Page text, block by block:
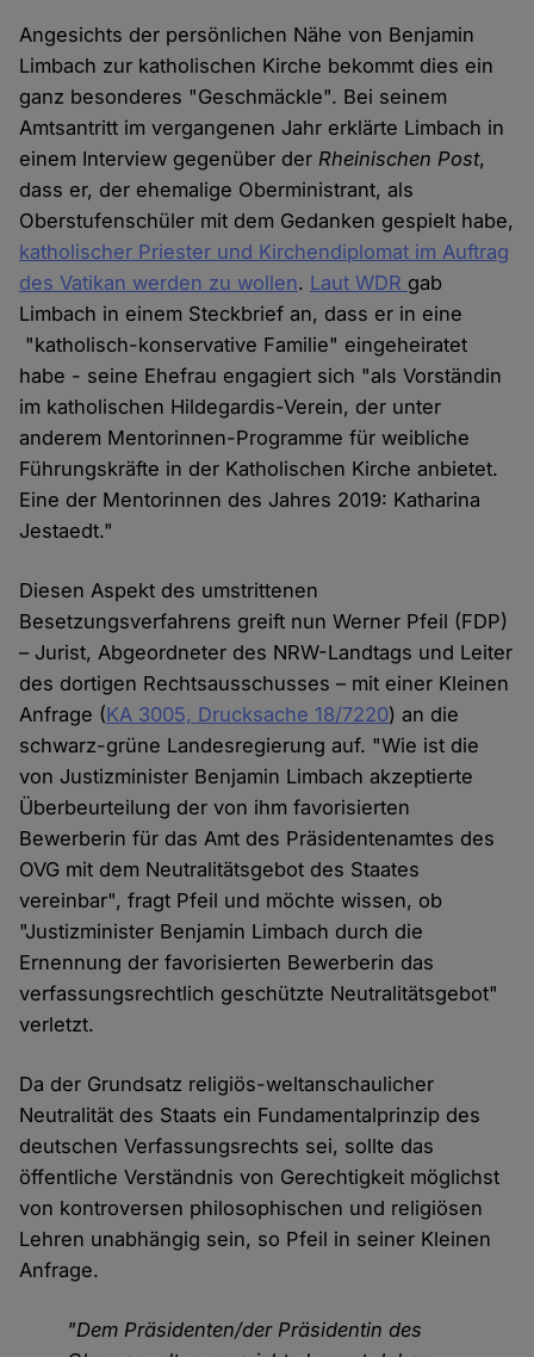
Angesichts der persönlichen Nähe von Benjamin
Limbach zur katholischen Kirche bekommt dies ein
ganz besonderes "Geschmäckle". Bei seinem
Amtsantritt im vergangenen Jahr erklärte Limbach in
einem Interview gegenüber derRheinischen Post,
dass er, der ehemalige Oberministrant, als
Oberstufenschüler mit dem Gedanken gespielt habe,
katholischer Priester und Kirchendiplomat im Auftrag
des Vatikan werden zu wollen. Laut WDR gab
Limbach in einem Steckbrief an, dass er in eine
"katholisch-konservative Familie" eingeheiratet
habe - seine Ehefrau engagiert sich "als Vorständin
im katholischen Hildegardis-Verein, der unter
anderem Mentorinnen-Programme für weibliche
Führungskräfte in der Katholischen Kirche anbietet.
Eine der Mentorinnen des Jahres 2019: Katharina
Jestaedt."
Diesen Aspekt des umstrittenen
Besetzungsverfahrens greift nun Werner Pfeil (FDP)
– Jurist, Abgeordneter des NRW-Landtags und Leiter
des dortigen Rechtsausschusses – mit einer Kleinen
Anfrage (KA 3005, Drucksache 18/7220) an die
schwarz-grüne Landesregierung auf. "Wie ist die
von Justizminister Benjamin Limbach akzeptierte
Überbeurteilung der von ihm favorisierten
Bewerberin für das Amt des Präsidentenamtes des
OVG mit dem Neutralitätsgebot des Staates
vereinbar", fragt Pfeil und möchte wissen, ob
"Justizminister Benjamin Limbach durch die
Ernennung der favorisierten Bewerberin das
verfassungsrechtlich geschützte Neutralitätsgebot"
verletzt.
Da der Grundsatz religiös-weltanschaulicher
Neutralität des Staats ein Fundamentalprinzip des
deutschen Verfassungsrechts sei, sollte das
öffentliche Verständnis von Gerechtigkeit möglichst
von kontroversen philosophischen und religiösen
Lehren unabhängig sein, so Pfeil in seiner Kleinen
Anfrage.
"Dem Präsidenten/der Präsidentin des